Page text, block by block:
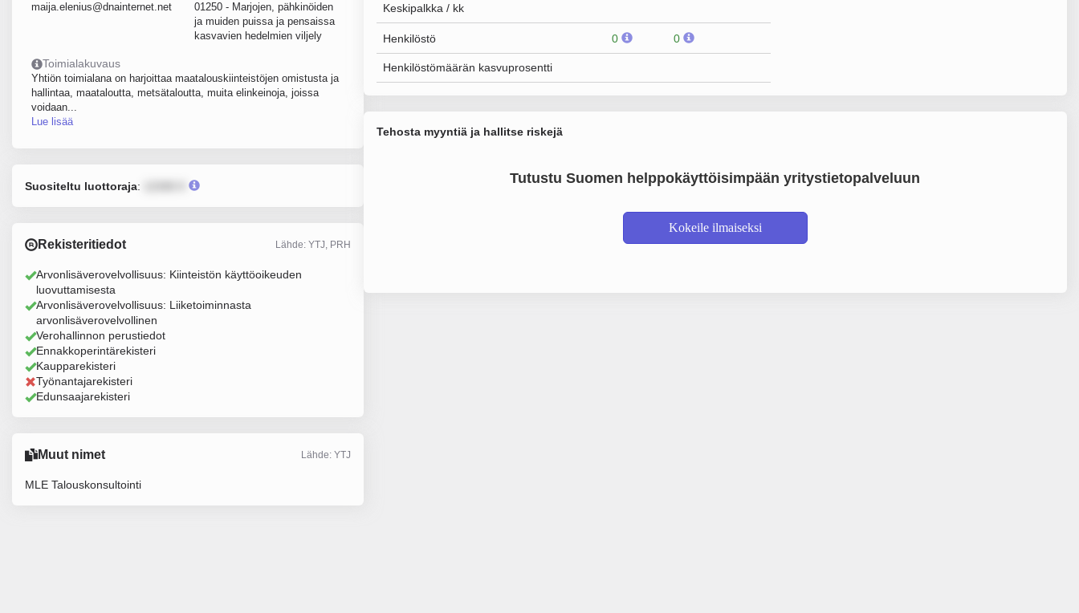
maija.elenius@dnainternet.net
01250 - Marjojen, pähkinöiden
ja muiden puissa ja pensaissa
kasvavien hedelmien viljely
Toimialakuvaus
Yhtiön toimialana on harjoittaa maatalouskiinteistöjen omistusta ja
hallintaa, maataloutta, metsätaloutta, muita elinkeinoja, joissa
voidaan...
Lue lisää
Suositeltu luottoraja:
Rekisteritiedot Lähde: YTJ, PRH
Arvonlisäverovelvollisuus: Kiinteistön käyttöoikeuden
luovuttamisesta
Arvonlisäverovelvollisuus: Liiketoiminnasta
arvonlisäverovelvollinen
Verohallinnon perustiedot
Ennakkoperintärekisteri
Kaupparekisteri
Työnantajarekisteri
Edunsaajarekisteri
Muut nimet Lähde: YTJ
MLE Talouskonsultointi
Keskipalkka / kk
Henkilöstö 0 0
Henkilöstömäärän kasvuprosentti
Tehosta myyntiä ja hallitse riskejä
Tutustu Suomen helppokäyttöisimpään yritystietopalveluun
Kokeile ilmaiseksi